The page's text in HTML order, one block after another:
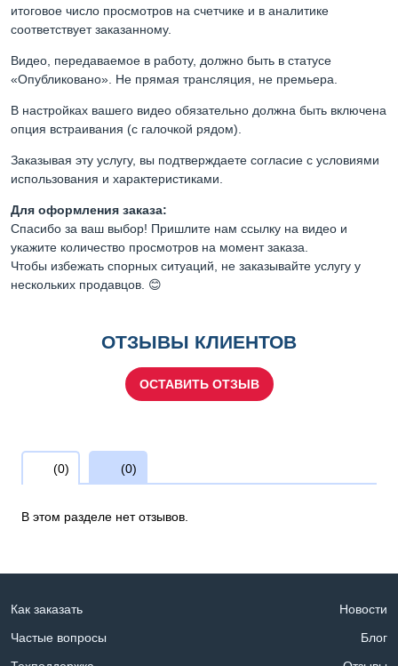
итоговое число просмотров на счетчике и в аналитике
соответствует заказанному.
Видео, передаваемое в работу, должно быть в статусе
«Опубликовано». Не прямая трансляция, не премьера.
В настройках вашего видео обязательно должна быть включена
опция встраивания (с галочкой рядом).
Заказывая эту услугу, вы подтверждаете согласие с условиями
использования и характеристиками.
Для оформления заказа:
Спасибо за ваш выбор! Пришлите нам ссылку на видео и
укажите количество просмотров на момент заказа.
Чтобы избежать спорных ситуаций, не заказывайте услугу у
нескольких продавцов. 😊
ОТЗЫВЫ КЛИЕНТОВ
ОСТАВИТЬ ОТЗЫВ
(0) (0)
В этом разделе нет отзывов.
Как заказать
Частые вопросы
Новости
Блог